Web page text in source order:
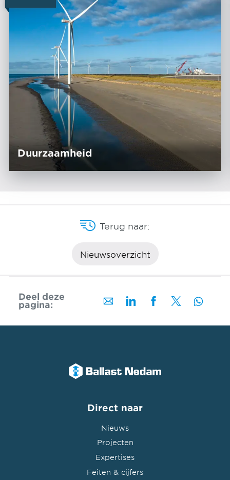
Duurzaamheid
Terug naar:
Nieuwsoverzicht
Deel deze
pagina:
Direct naar
Nieuws
Projecten
Expertises
Feiten & cijfers